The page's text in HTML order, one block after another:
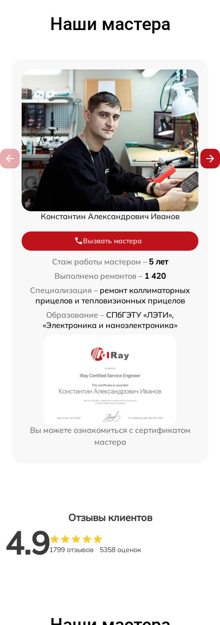
Наши мастера
Константин Александрович Иванов
Вызвать мастера
Стаж работы мастером – 5 лет
Выполнено ремонтов – 1 420
Специализация – ремонт коллиматорных
прицелов и тепловизионных прицелов
Образование – СПбГЭТУ «ЛЭТИ»,
«Электроника и наноэлектроника»
Вы можете ознакомиться с сертификатом
мастера
Отзывы клиентов
4.91799 отзывов 5358 оценок